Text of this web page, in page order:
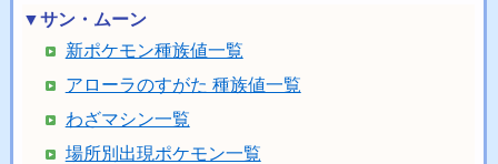
▼サン・ムーン
新ポケモン種族値一覧
アローラのすがた 種族値一覧
わざマシン一覧
場所別出現ポケモン一覧